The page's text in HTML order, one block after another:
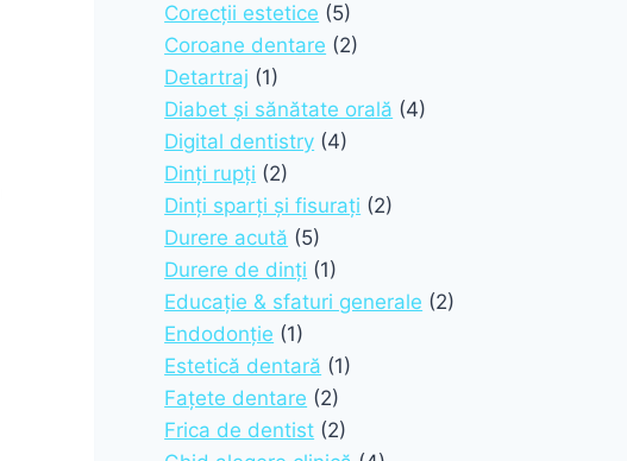
Corecții estetice (5)
Coroane dentare (2)
Detartraj (1)
Diabet și sănătate orală (4)
Digital dentistry (4)
Dinți rupți (2)
Dinți sparți și fisurați (2)
Durere acută (5)
Durere de dinți (1)
Educație & sfaturi generale (2)
Endodonție (1)
Estetică dentară (1)
Fațete dentare (2)
Frica de dentist (2)